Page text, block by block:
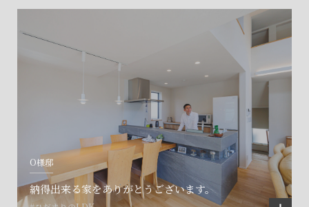
O様邸
納得出来る家をありがとうございます。